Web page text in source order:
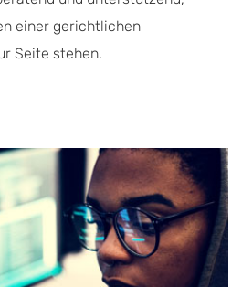
einer gerichtlichen
Seite stehen.